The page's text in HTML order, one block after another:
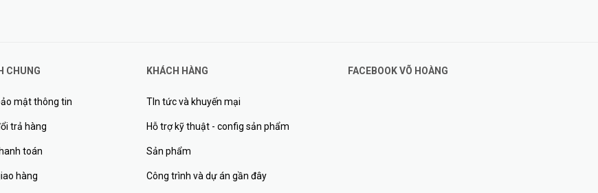
CHUNG
mật thông tin
trả hàng
toán
hàng
KHÁCH HÀNG
TIn tức và khuyến mại
Hỗ trợ kỹ thuật - config sản phẩm
Sản phẩm
Công trình và dự án gần đây
FACEBOOK VÕ HOÀNG